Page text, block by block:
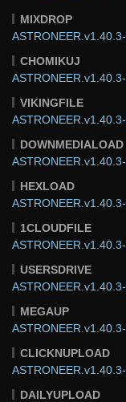
MIXDROP
CHOMIKUJ
VIKINGFILE
DOWNMEDIALOAD
HEXLOAD
1CLOUDFILE
USERSDRIVE
MEGAUP
CLICKNUPLOAD
DAILYUPLOAD